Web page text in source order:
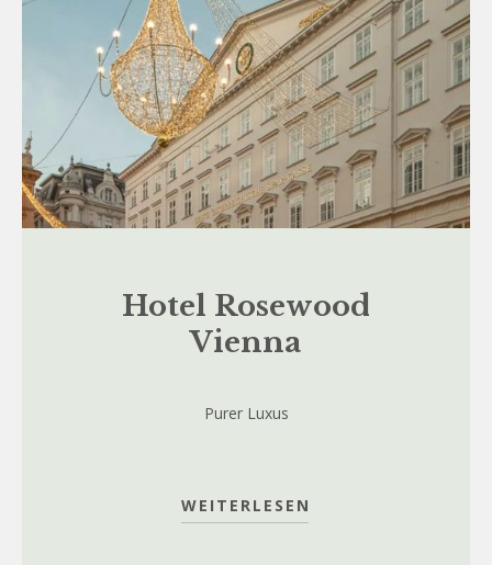
Hotel Rosewood
Vienna
Purer Luxus
WEITERLESEN